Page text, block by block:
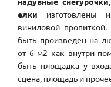
елки изготовлены
виниловой
быть произведен на
от 6 м2 как внутри
быть площадка у
сцена, площадь и